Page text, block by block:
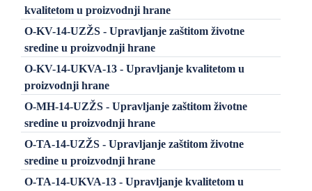
kvalitetom u proizvodnji hrane
O-KV-14-UZŽS - Upravljanje zaštitom životne
sredine u proizvodnji hrane
O-KV-14-UKVA-13 - Upravljanje kvalitetom u
proizvodnji hrane
O-MH-14-UZŽS - Upravljanje zaštitom životne
sredine u proizvodnji hrane
O-TA-14-UZŽS - Upravljanje zaštitom životne
sredine u proizvodnji hrane
O-TA-14-UKVA-13 - Upravljanje kvalitetom u